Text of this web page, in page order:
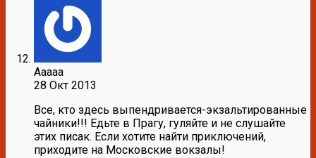
Ааааа
28 Окт 2013
Все, кто здесь выпендривается-экзальтированные
чайники!!! Едьте в Прагу, гуляйте и не слушайте
этих писак. Если хотите найти приключений,
приходите на Московские вокзалы!